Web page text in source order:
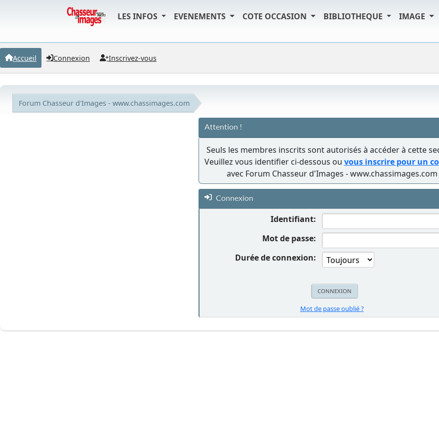
LES INFOS EVENEMENTS COTE OCCASION BIBLIOTHEQUE IMAGE
Accueil Connexion Inscrivez-vous
Forum Chasseur d'Images - www.chassimages.com
Attention !
Seuls les membres inscrits sont autorisés à accéder à cette
Veuillez vous identifier ci-dessous ou vous inscrire pour un
avec Forum Chasseur d'Images - www.chassimages.com
Connexion
Identifiant:
Mot de passe:
Durée de connexion:
Mot de passe oublié ?